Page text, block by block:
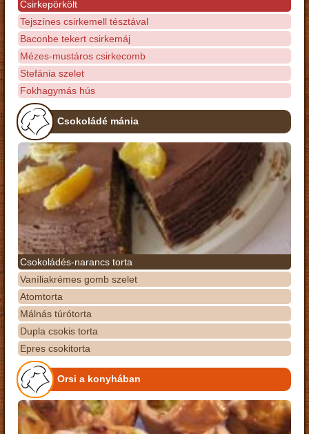
Csirkepörkölt
Tejszínes csirkemell tésztával
Baconbe tekert csirkemáj
Mézes-mustáros csirkecomb
Stefánia szelet
Fokhagymás hús
Csokoládé mánia
Csokoládés-narancs torta
Vaníliakrémes gomb szelet
Atomtorta
Málnás túrótorta
Dupla csokis torta
Epres csokitorta
Orsi a konyhában